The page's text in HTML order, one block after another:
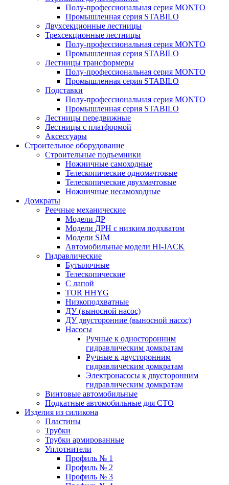
Полу-профессиональная серия MONTO
Промышленная серия STABILO
Двухсекционные лестницы
Трехсекционные лестницы
Полу-профессиональная серия MONTO
Промышленная серия STABILO
Лестницы трансформеры
Полу-профессиональная серия MONTO
Промышленная серия STABILO
Подставки
Полу-профессиональная серия MONTO
Промышленная серия STABILO
Лестницы передвижные
Лестницы с платформой
Аксессуары
Строительное оборудование
Строительные подъемники
Ножничные самоходные
Телескопические одномачтовые
Телескопические двухмачтовые
Ножничные несамоходные
Домкраты
Реечные механические
Модели ДР
Модели ДРН с низким подхватом
Модели SJM
Автомобильные модели HI-JACK
Гидравлические
Бутылочные
Телескопические
С лапой
TOR HHYG
Низкоподхватные
ДУ (выносной насос)
ДУ двусторонние (выносной насос)
Насосы
Ручные к односторонним
гидравлическим домкратам
Ручные к двусторонним
гидравлическим домкратам
Электронасосы к двусторонним
гидравлическим домкратам
Винтовые автомобильные
Подкатные автомобильные для СТО
Изделия из силикона
Пластины
Трубки
Трубки армированные
Уплотнители
Профиль № 1
Профиль № 2
Профиль № 3